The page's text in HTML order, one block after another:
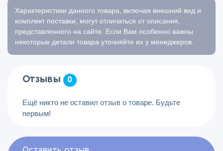
Характеристики данного товара, включая внешний вид и
комплект поставки, могут отличаться от описания,
представленного на сайте. Если Вам особенно важны
некоторые детали товара уточняйте их у менеджеров.
Отзывы 0
Ещё никто не оставил отзыв о товаре. Будьте
первым!